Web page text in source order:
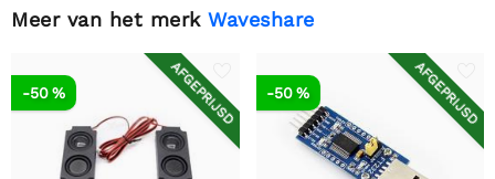
Meer van het merk Waveshare
AFGEPRIJSD
-50 % AFGEPRIJSD
-50 %